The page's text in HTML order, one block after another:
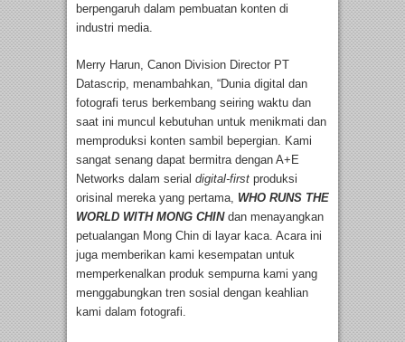
berpengaruh dalam pembuatan konten di
industri media.
Merry Harun, Canon Division Director PT
Datascrip, menambahkan, “Dunia digital dan
fotografi terus berkembang seiring waktu dan
saat ini muncul kebutuhan untuk menikmati dan
memproduksi konten sambil bepergian. Kami
sangat senang dapat bermitra dengan A+E
Networks dalam serial digital-first produksi
orisinal mereka yang pertama, WHO RUNS THE
WORLD WITH MONG CHINdan menayangkan
petualangan Mong Chin di layar kaca. Acara ini
juga memberikan kami kesempatan untuk
memperkenalkan produk sempurna kami yang
menggabungkan tren sosial dengan keahlian
kami dalam fotografi.